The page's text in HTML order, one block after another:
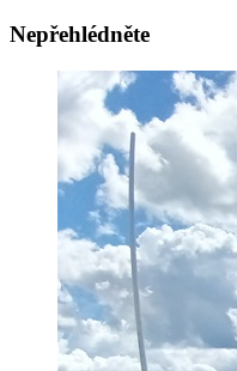
Nepřehlédněte